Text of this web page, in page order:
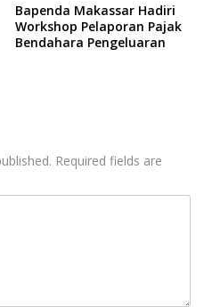
Bapenda Makassar Hadiri
Workshop Pelaporan Pajak
Bendahara Pengeluaran
Required fields are